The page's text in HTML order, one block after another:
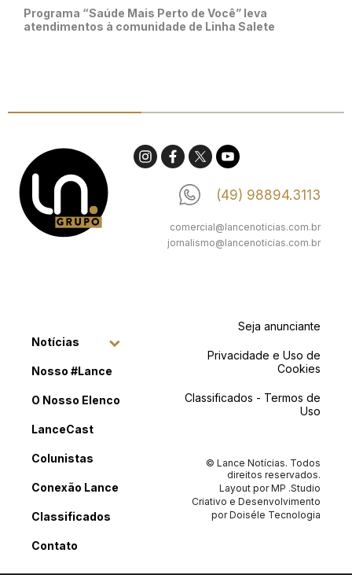
Programa “Saúde Mais Perto de Você” leva
atendimentos à comunidade de Linha Salete
(49) 98894.3113
comercial@lancenoticias.com.br
jornalismo@lancenoticias.com.br
Notícias
Nosso #Lance
O Nosso Elenco
LanceCast
Colunistas
Conexão Lance
Classificados
Contato
Seja anunciante
Privacidade e Uso de
Cookies
Classificados - Termos de
Uso
© Lance Notícias. Todos
direitos reservados.
Layout porMP .Studio
Criativo e Desenvolvimento
porDoiséle Tecnologia